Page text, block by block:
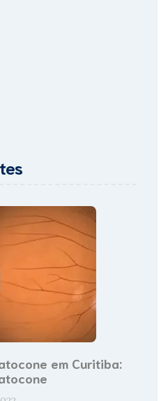
em Curitiba: